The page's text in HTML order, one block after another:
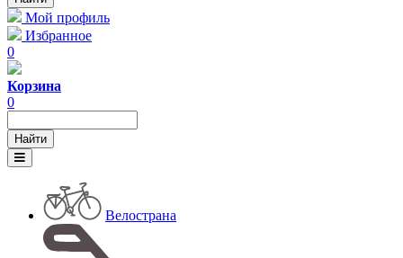
Мой профиль
Избранное
0
Корзина
0
Велострана